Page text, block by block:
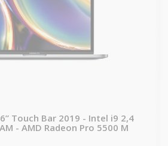
Touch Bar 2019 - Intel i9 2,4
- AMD Radeon Pro 5500 M